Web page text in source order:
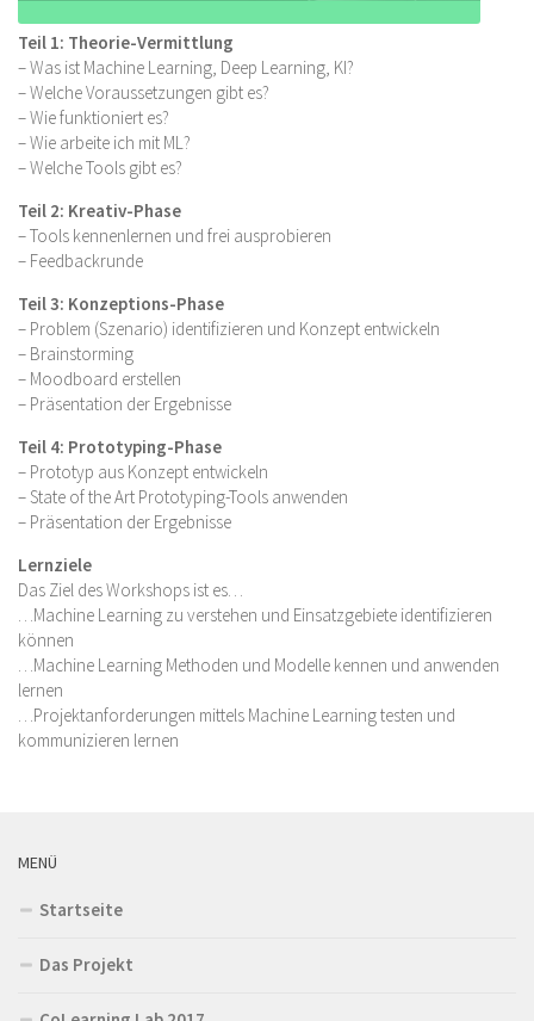
Teil 1: Theorie-Vermittlung
– Was ist Machine Learning, Deep Learning, KI?
– Welche Voraussetzungen gibt es?
– Wie funktioniert es?
– Wie arbeite ich mit ML?
– Welche Tools gibt es?
Teil 2: Kreativ-Phase
– Tools kennenlernen und frei ausprobieren
– Feedbackrunde
Teil 3: Konzeptions-Phase
– Problem (Szenario) identifizieren und Konzept entwickeln
– Brainstorming
– Moodboard erstellen
– Präsentation der Ergebnisse
Teil 4: Prototyping-Phase
– Prototyp aus Konzept entwickeln
– State of the Art Prototyping-Tools anwenden
– Präsentation der Ergebnisse
Lernziele
Das Ziel des Workshops ist es…
…Machine Learning zu verstehen und Einsatzgebiete identifizieren
können
…Machine Learning Methoden und Modelle kennen und anwenden
lernen
…Projektanforderungen mittels Machine Learning testen und
kommunizieren lernen
MENÜ
Startseite
Das Projekt